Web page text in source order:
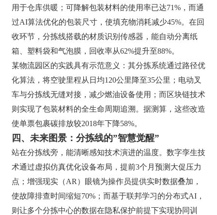
用于仓库供暖；可降解包装材料的使用率已达71%，而通
过AI算法优化的包装尺寸，使填充物消耗减少45%。在回
收环节，分拣线搭载的材质识别传感器，能自动分离纸
箱、塑料袋和气泡膜，回收率从62%提升至88%。
某物流园区的实践具有示范意义：其分拣系统通过路径优
化算法，将空驶里程从日均120公里降至35公里；电动叉
车与分拣线无缝对接，减少燃油设备使用；而区块链技术
则实现了包装材料的全生命周期追溯。据测算，这些改造
使单票包裹碳排放较2018年下降58%。
四、未来图景：分拣线的”智慧觉醒”
站在分拣线旁，能清晰感知技术演进的温度。数字孪生技
术通过虚拟仿真优化设备布局，提前3个月预测大促压力
点；增强现实（AR）眼镜为操作员提供实时数据叠加，
使故障排查时间缩短70%；而基于联邦学习的分布式AI，
则让多个分拣中心的数据在隐私保护前提下实现协同训